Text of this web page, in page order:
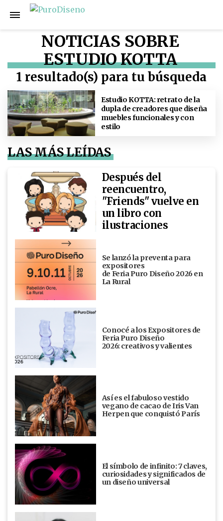
NOTICIAS SOBRE
ESTUDIO KOTTA
1 resultado(s) para tu búsqueda
Estudio KOTTA: retrato de la
dupla de creadores que diseña
muebles funcionales y con
estilo
LAS MÁS LEÍDAS
Después del
reencuentro,
"Friends" vuelve en
un libro con
ilustraciones
Se lanzó la preventa para
expositores
de Feria Puro Diseño 2026 en
La Rural
Conocé a los Expositores de
Feria Puro Diseño
2026: creativos y valientes
Así es el fabuloso vestido
vegano de cacao de Iris Van
Herpen que conquistó París
El símbolo de infinito: 7 claves,
curiosidades y significados de
un diseño universal